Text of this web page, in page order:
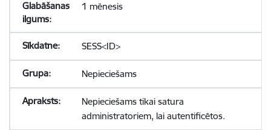
1 mēnesis
SESS<ID>
Nepieciešams
Nepieciešams tikai satura
administratoriem, lai autentificētos.